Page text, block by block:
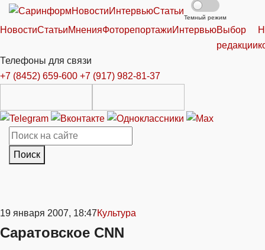
НовостиИнтервьюСтатьи
Темный режим
НовостиСтатьиМненияФоторепортажиИнтервьюВыбор
редакции
Телефоны для связи
+7 (8452) 659-600 +7 (917) 982-81-37
Поиск
19 января 2007, 18:47Культура
Саратовское CNN